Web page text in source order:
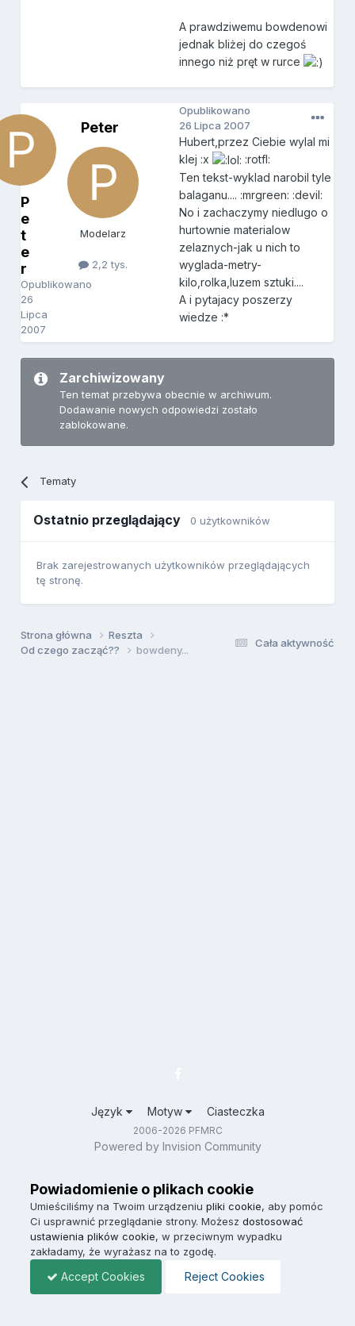
A prawdziwemu bowdenowi
jednak bliżej do czegoś
innego niż pręt w rurce
P
e
t
e
r
Opublikowano
26
Lipca
2007
Peter
Modelarz
2,2 tys.
Opublikowano
26 Lipca 2007
Hubert,przez Ciebie wylal mi
klej :x
:rotfl:
Ten tekst-wyklad narobil tyle
balaganu.... :mrgreen: :devil:
No i zachaczymy niedlugo o
hurtownie materialow
zelaznych-jak u nich to
wyglada-metry-
kilo,rolka,luzem sztuki....
A i pytajacy poszerzy
wiedze :*
Zarchiwizowany
Ten temat przebywa obecnie w archiwum.
Dodawanie nowych odpowiedzi zostało
zablokowane.
Tematy
Ostatnio przeglądający 0 użytkowników
Brak zarejestrowanych użytkowników przeglądających
tę stronę.
Cała aktywność
Strona główna
Reszta
Od czego zacząć??
bowdeny...
Język Motyw Ciasteczka
2006-2026 PFMRC
Powered by Invision Community
Powiadomienie o plikach cookie
Umieściliśmy na Twoim urządzeniu pliki cookie, aby pomóc
Ci usprawnić przeglądanie strony. Możesz dostosować
ustawienia plików cookie, w przeciwnym wypadku
zakładamy, że wyrażasz na to zgodę.
Accept Cookies Reject Cookies